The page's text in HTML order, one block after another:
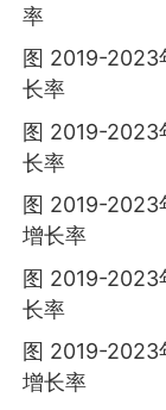
率
图 2019-2023
长率
图 2019-2023
长率
图 2019-2023
增长率
图 2019-2023
长率
图 2019-2023
增长率